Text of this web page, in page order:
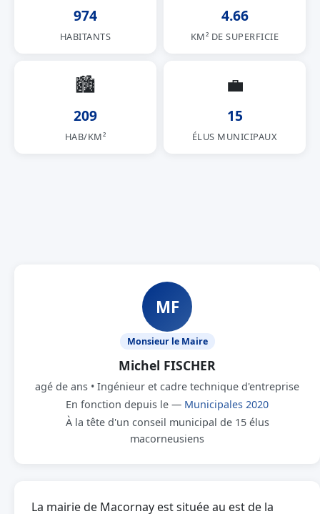
974
HABITANTS
4.66
KM² DE SUPERFICIE
🏙
209
HAB/KM²
💼
15
ÉLUS MUNICIPAUX
MF
Monsieur le Maire
Michel FISCHER
agé de ans • Ingénieur et cadre technique d'entreprise
En fonction depuis le — Municipales 2020
À la tête d'un conseil municipal de 15 élus
macorneusiens
La mairie de Macornay est située au est de la